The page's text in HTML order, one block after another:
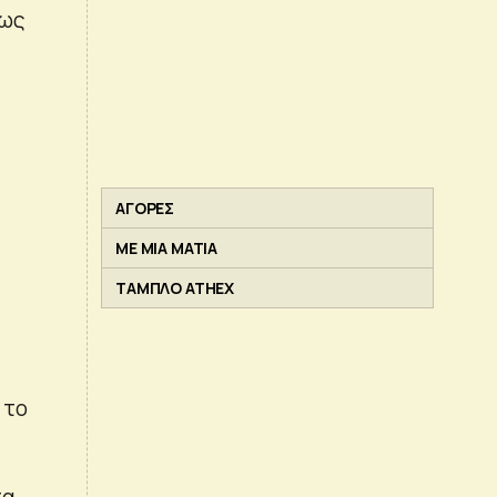
ΑΓΟΡΕΣ
ΜΕ ΜΙΑ ΜΑΤΙΑ
ΤΑΜΠΛΟ ATHEX